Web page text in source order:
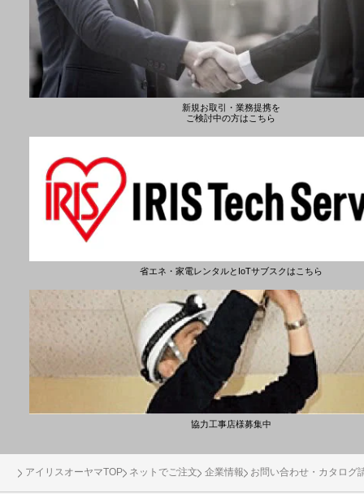
新規お取引・業務提携を
ご検討中の方はこちら
省エネ・家電レンタルとIoTサブスクはこちら
協力工事店様募集中
アイリスオーヤマTOP ネットでご注文 企業情報 お問い合わせ・カタログ